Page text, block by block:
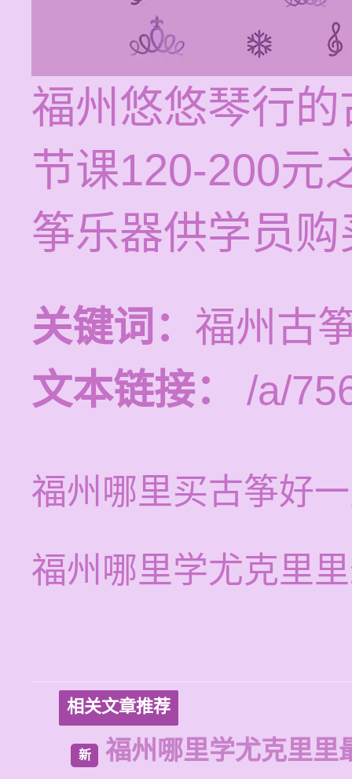
福州悠悠琴行
节课120-200元
筝乐器供学员购
关键词： 福州古
文本链接：
/a/
福州哪里买古筝好
福州哪里学尤克里
相关文章推荐
新 福州哪里学尤克里里